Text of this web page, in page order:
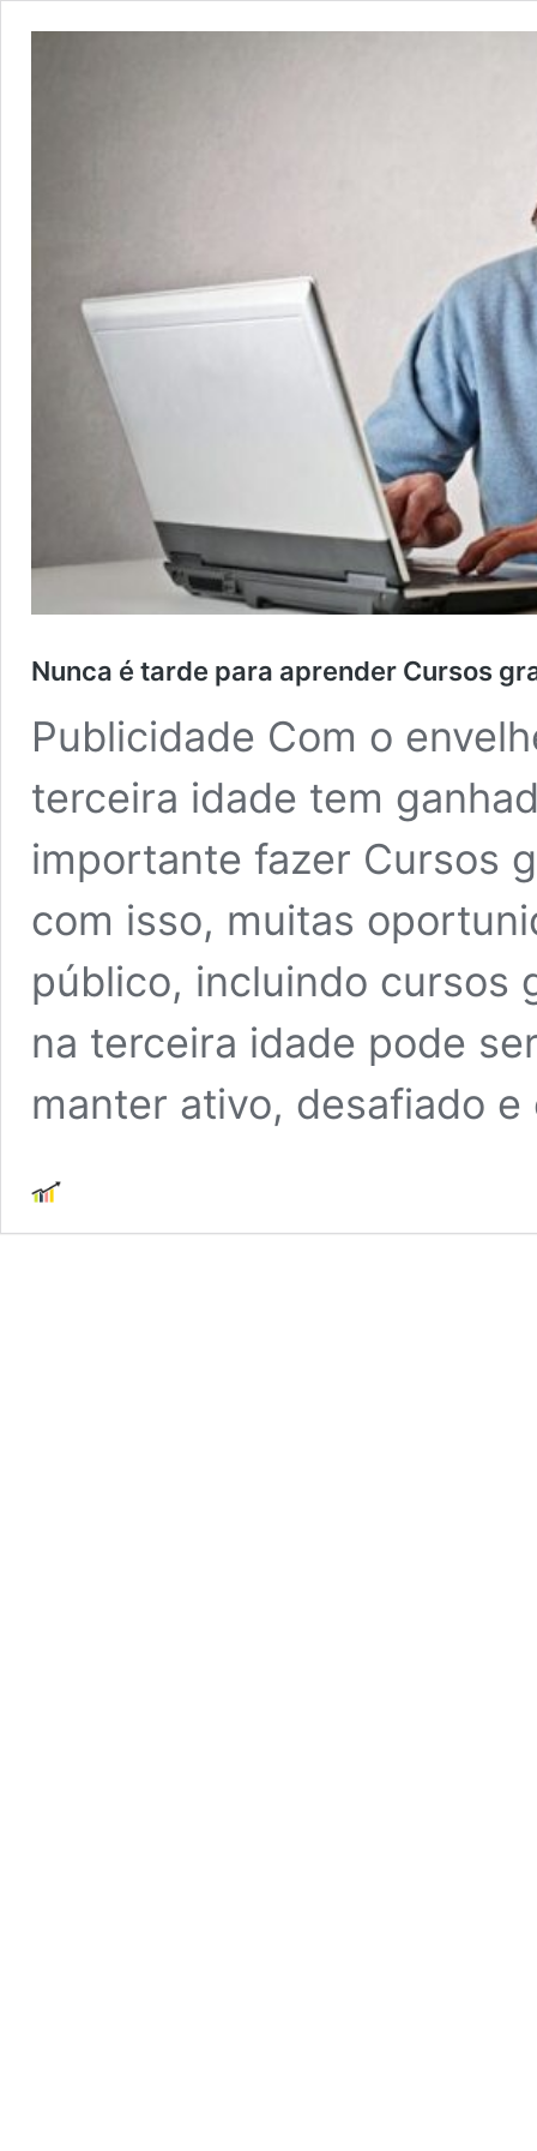
Nunca é tarde para aprender Cursos
Publicidade Com o
terceira idade tem
importante fazer Cursos
com isso, muitas
público, incluindo cursos
na terceira idade pode
manter ativo, desafiado